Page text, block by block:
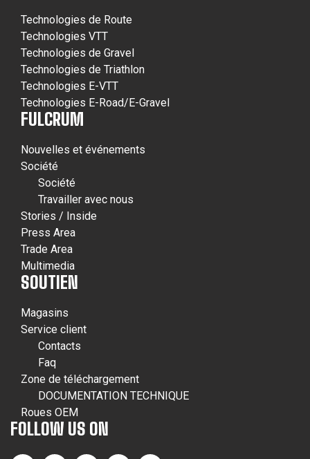
Technologies de Route
Technologies VTT
Technologies de Gravel
Technologies de Triathlon
Technologies E-VTT
Technologies E-Road/E-Gravel
FULCRUM
Nouvelles et événements
Société
Société
Travailler avec nous
Stories / Inside
Press Area
Trade Area
Multimedia
SOUTIEN
Magasins
Service client
Contacts
Faq
Zone de téléchargement
DOCUMENTATION TECHNIQUE
Roues OEM
FOLLOW US ON